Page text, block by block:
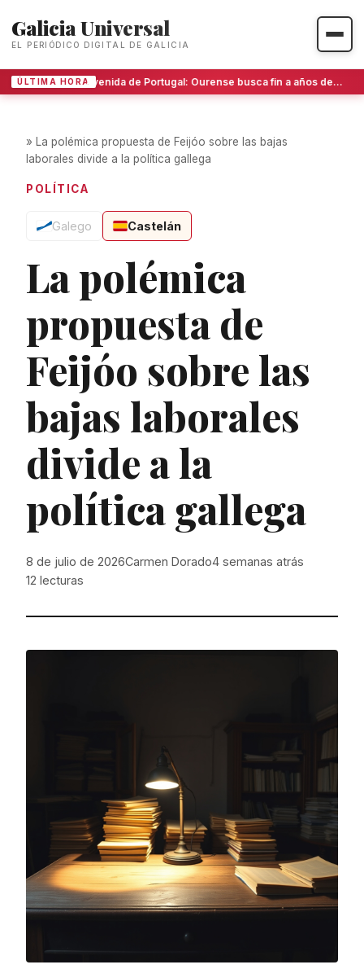
Galicia Universal
EL PERIÓDICO DIGITAL DE GALICIA
ÚLTIMA HORA Avenida de Portugal: Ourense busca fin a años de bloqueo
» La polémica propuesta de Feijóo sobre las bajas
laborales divide a la política gallega
POLÍTICA
Galego Castelán
La polémica
propuesta de
Feijóo sobre las
bajas laborales
divide a la
política gallega
8 de julio de 2026Carmen Dorado4 semanas atrás
12 lecturas